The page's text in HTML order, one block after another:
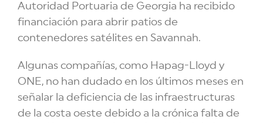
Autoridad Portuaria de Georgia ha recibido
financiación para abrir patios de
contenedores satélites en Savannah.
Algunas compañías, como Hapag-Lloyd y
ONE, no han dudado en los últimos meses en
señalar la deficiencia de las infraestructuras
de la costa oeste debido a la crónica falta de